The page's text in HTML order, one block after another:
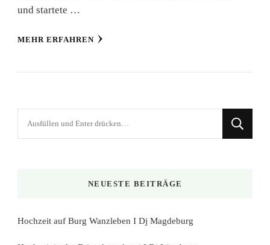
und startete …
MEHR ERFAHREN
NEUESTE BEITRÄGE
Hochzeit auf Burg Wanzleben I Dj Magdeburg